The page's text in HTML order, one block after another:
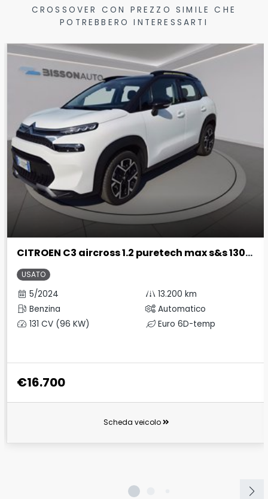
CROSSOVER CON PREZZO SIMILE CHE
POTREBBERO INTERESSARTI
CITROEN C3 aircross 1.2 puretech max s&s 130cv eat6
USATO
5/2024
13.200 km
Benzina
Automatico
131 CV (96 KW)
Euro 6D-temp
€16.700
Scheda veicolo